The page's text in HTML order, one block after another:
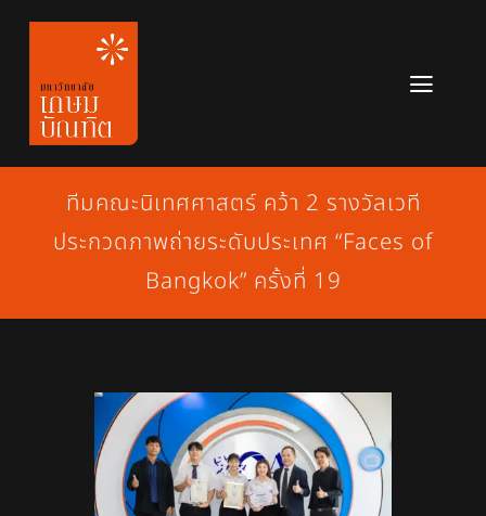
Skip
content
หลักสูตร
ข่าวสาร
เกี่ยวกับมหาวิทยาลัย
สมัครเรียน
ทีมคณะนิเทศศาสตร์ คว้า 2 รางวัลเวที
ประกวดภาพถ่ายระดับประเทศ “Faces of
Bangkok” ครั้งที่ 19